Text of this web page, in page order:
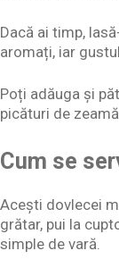
Dacă ai timp,
aromați, iar
Poți adăuga și
picături de
Cum se
Acești dovlecei
grătar, pui la
simple de vară.